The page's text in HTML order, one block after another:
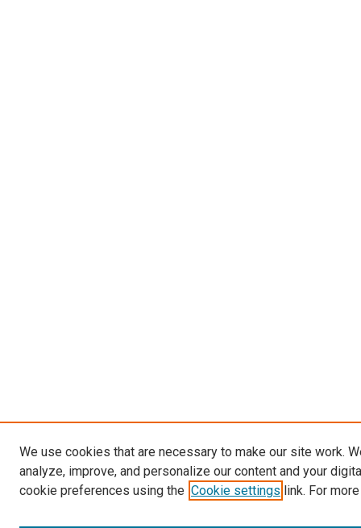
We use cookies that are necessary to make our site work.
analyze, improve, and personalize our content and your
cookie preferences using the Cookie settings link. For